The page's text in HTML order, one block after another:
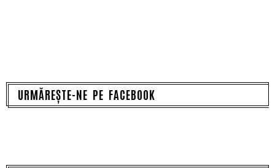
URMĂREȘTE-NE PE FACEBOOK